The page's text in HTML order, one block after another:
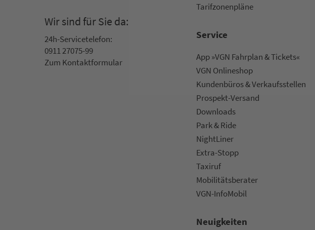
Wir sind für Sie da:
24h-Ser­vice­te­le­fon:
0911 27075-99
Zum Kon­taktformular
Ta­rif­zo­nen­plä­ne
Service
App »VGN Fahrplan & Tickets«
VGN On­line­shop
Kun­den­bü­ros & Ver­kaufs­stel­len
Prospekt-Versand
Downloads
Park & Ride
NightLiner
Extra-Stopp
Taxiruf
Mo­bi­li­täts­be­ra­ter
VGN-InfoMobil
Neuigkeiten